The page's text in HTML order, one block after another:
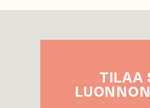
TILAA
LUONNON